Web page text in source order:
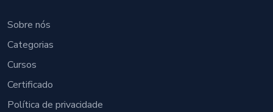
Sobre nós
Categorias
Cursos
Certificado
Política de privacidade